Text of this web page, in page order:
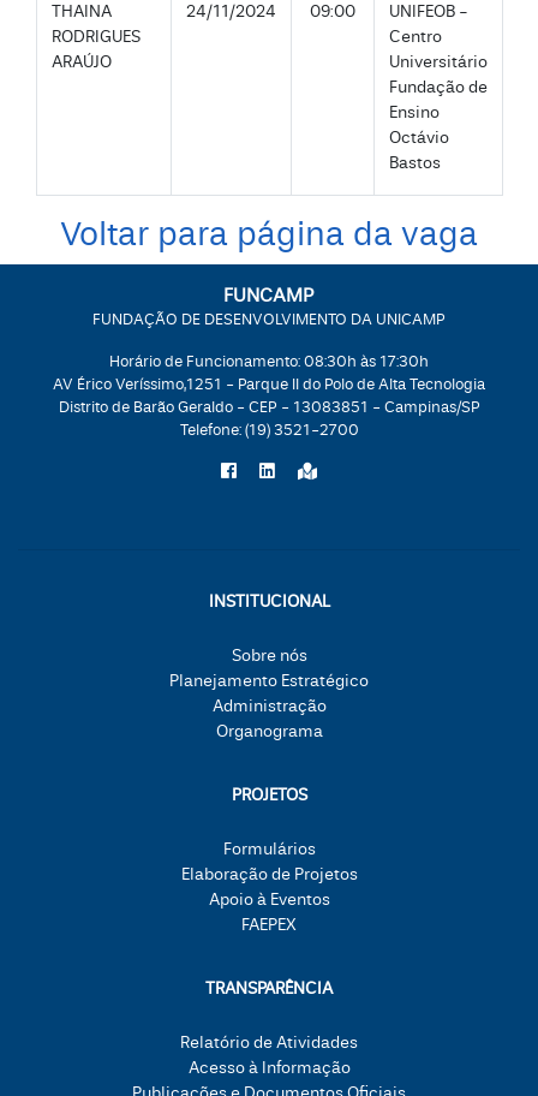
THAINA
RODRIGUES
ARAÚJO
24/11/2024 09:00
UNIFEOB -
Centro
Universitário
Fundação de
Ensino
Octávio
Bastos
Voltar para página da vaga
FUNCAMP
FUNDAÇÃO DE DESENVOLVIMENTO DA UNICAMP
Horário de Funcionamento: 08:30h às 17:30h
AV Érico Veríssimo,1251 - Parque II do Polo de Alta Tecnologia
Distrito de Barão Geraldo - CEP - 13083851 - Campinas/SP
Telefone: (19) 3521-2700
INSTITUCIONAL
Sobre nós
Planejamento Estratégico
Administração
Organograma
PROJETOS
Formulários
Elaboração de Projetos
Apoio à Eventos
FAEPEX
TRANSPARÊNCIA
Relatório de Atividades
Acesso à Informação